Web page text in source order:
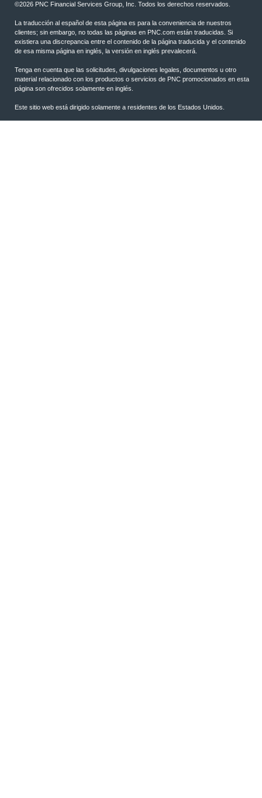
©2026 PNC Financial Services Group, Inc. Todos los derechos reservados.
La traducción al español de esta página es para la conveniencia de nuestros
clientes; sin embargo, no todas las páginas en PNC.com están traducidas. Si
existiera una discrepancia entre el contenido de la página traducida y el contenido
de esa misma página en inglés, la versión en inglés prevalecerá.
Tenga en cuenta que las solicitudes, divulgaciones legales, documentos u otro
material relacionado con los productos o servicios de PNC promocionados en esta
página son ofrecidos solamente en inglés.
Este sitio web está dirigido solamente a residentes de los Estados Unidos.